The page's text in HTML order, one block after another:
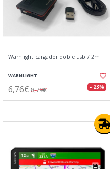
Warnlight cargador doble usb / 2m
WARNLIGHT
6,76€ 8,79€ - 23%